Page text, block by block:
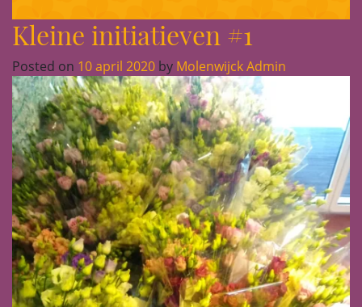
Kleine initiatieven #1
Posted on 10 april 2020 by Molenwijck Admin